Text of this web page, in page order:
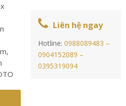
Liên hệ ngay
Hotline:0988089483 –
0904152089 –
0395319094